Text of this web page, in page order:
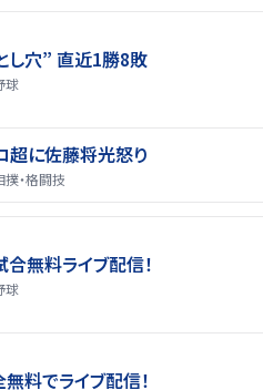
し穴” 直近1勝8敗
球
超に佐藤将光怒り
撲・格闘技
無料ライブ配信！
球
料でライブ配信！